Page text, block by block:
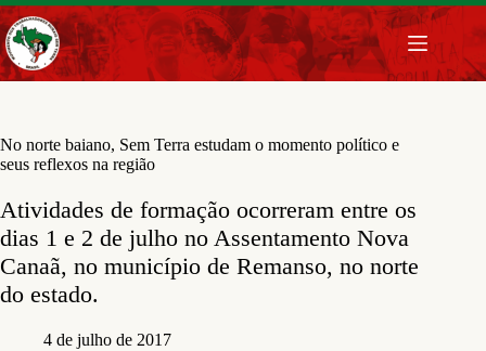
Pular
para
o
conteúdo
No norte baiano, Sem Terra estudam o momento político e
seus reflexos na região
Atividades de formação ocorreram entre os
dias 1 e 2 de julho no Assentamento Nova
Canaã, no município de Remanso, no norte
do estado.
4 de julho de 2017